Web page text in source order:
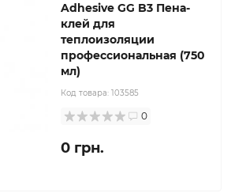
Adhesive GG B3 Пена-
клей для
теплоизоляции
профессиональная (750
мл)
Код товара: 103585
0
0 грн.